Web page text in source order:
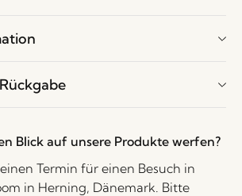
Blick auf unsere Produkte werfen?
Termin für einen Besuch in
in Herning, Dänemark. Bitte